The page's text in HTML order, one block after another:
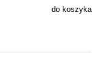
do koszyka